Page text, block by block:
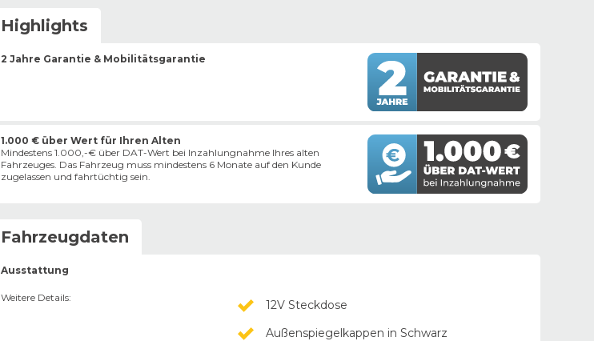
Highlights
2 Jahre Garantie & Mobilitätsgarantie
1.000 € über Wert für Ihren Alten
Mindestens 1.000,-€ über DAT-Wert bei Inzahlungnahme Ihres alten
Fahrzeuges. Das Fahrzeug muss mindestens 6 Monate auf den Kunde
zugelassen und fahrtüchtig sein.
Fahrzeugdaten
Ausstattung
Weitere Details:
12V Steckdose
Außenspiegelkappen in Schwarz